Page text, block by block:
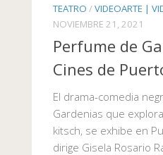
TEATRO /VIDEOARTE |
NOVIEMBRE 21, 2021
Perfume de
Cines de
El drama-comedia
Gardenias que
kitsch, se exhibe en
dirige Gisela Rosario